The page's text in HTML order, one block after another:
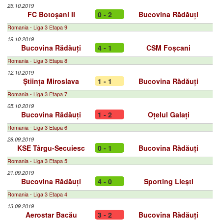
25.10.2019
FC Botoşani II 0 - 2 Bucovina Rădăuți
Romania - Liga 3 Etapa 9
19.10.2019
Bucovina Rădăuți 4 - 1 CSM Foșcani
Romania - Liga 3 Etapa 8
12.10.2019
Știința Miroslava 1 - 1 Bucovina Rădăuți
Romania - Liga 3 Etapa 7
05.10.2019
Bucovina Rădăuți 1 - 2 Oțelul Galați
Romania - Liga 3 Etapa 6
28.09.2019
KSE Târgu-Secuiesc 0 - 1 Bucovina Rădăuți
Romania - Liga 3 Etapa 5
21.09.2019
Bucovina Rădăuți 4 - 0 Sporting Liești
Romania - Liga 3 Etapa 4
13.09.2019
Aerostar Bacău 3 - 2 Bucovina Rădăuți